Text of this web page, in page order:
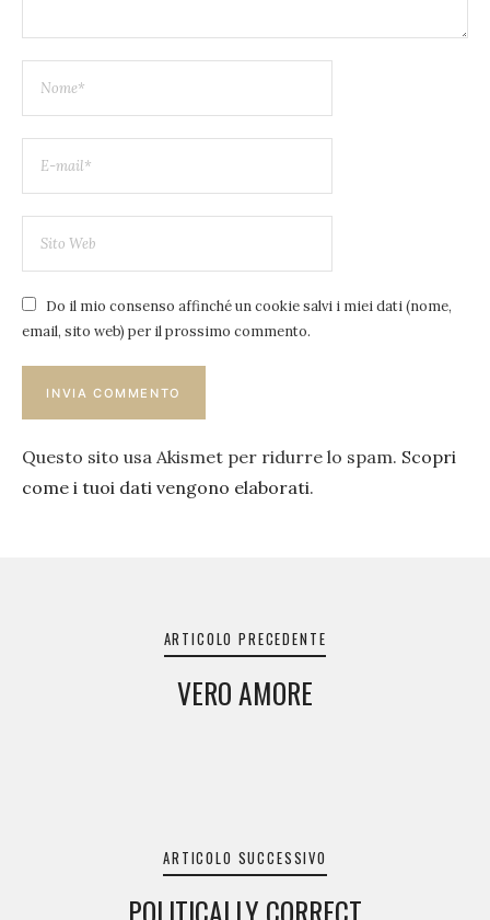
Do il mio consenso affinché un cookie salvi i miei dati (nome,
email, sito web) per il prossimo commento.
Questo sito usa Akismet per ridurre lo spam. Scopri
come i tuoi dati vengono elaborati.
ARTICOLO PRECEDENTE
VERO AMORE
ARTICOLO SUCCESSIVO
POLITICALLY CORRECT